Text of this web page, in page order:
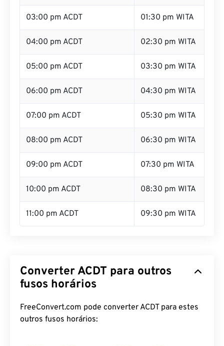
03:00 pm ACDT 01:30 pm WITA
04:00 pm ACDT 02:30 pm WITA
05:00 pm ACDT 03:30 pm WITA
06:00 pm ACDT 04:30 pm WITA
07:00 pm ACDT 05:30 pm WITA
08:00 pm ACDT 06:30 pm WITA
09:00 pm ACDT 07:30 pm WITA
10:00 pm ACDT 08:30 pm WITA
11:00 pm ACDT 09:30 pm WITA
Converter ACDT para outros
fusos horários
FreeConvert.com pode converter ACDT para estes
outros fusos horários: